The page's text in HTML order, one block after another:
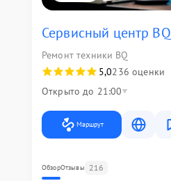
Сервисный центр BQ
Ремонт техники BQ
5,0236 оценки
Открыто до 21:00
Маршрут
ОбзорОтзывы 216